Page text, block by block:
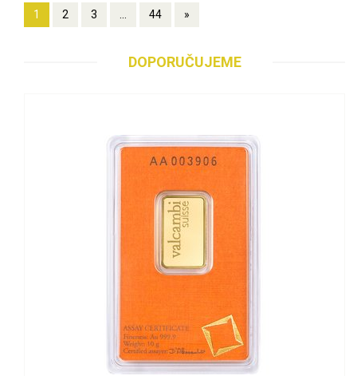
1 2 3 ... 44 »
DOPORUČUJEME